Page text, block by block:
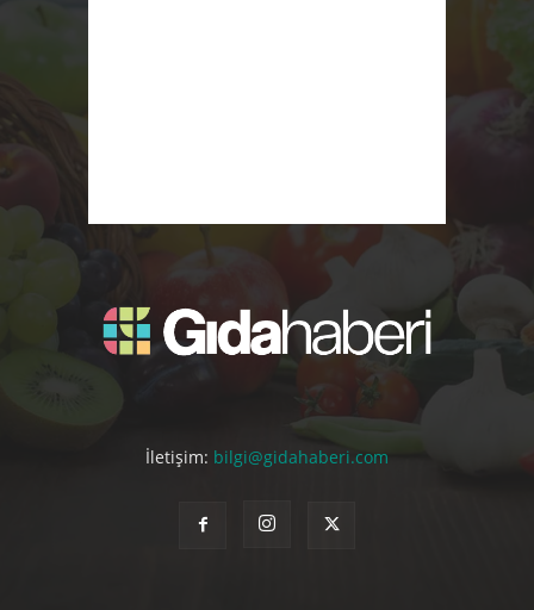
İletişim: bilgi@gidahaberi.com